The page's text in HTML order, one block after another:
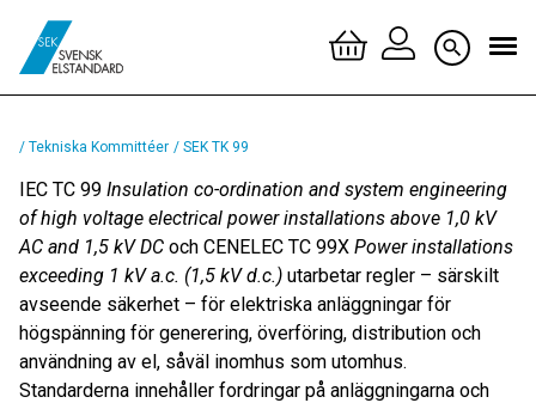
/ Tekniska Kommittéer / SEK TK 99
IEC TC 99 Insulation co-ordination and system engineering
of high voltage electrical power installations above 1,0 kV
AC and 1,5 kV DC och CENELEC TC 99X Power installations
exceeding 1 kV a.c. (1,5 kV d.c.) utarbetar regler – särskilt
avseende säkerhet – för elektriska anläggningar för
högspänning för generering, överföring, distribution och
användning av el, såväl inomhus som utomhus.
Standarderna innehåller fordringar på anläggningarna och